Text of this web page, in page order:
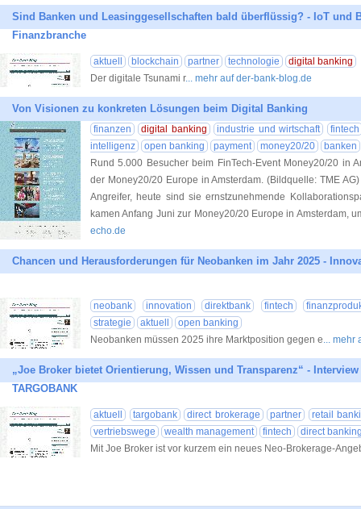
Sind Banken und Leasinggesellschaften bald überflüssig? - IoT und
Finanzbranche
aktuell blockchain partner technologie
digital banking
Der digitale Tsunami r... mehr auf der-bank-blog.de
Von Visionen zu konkreten Lösungen beim Digital Banking
finanzen digital banking industrie und wirtschaft
fintech
intelligenz
open banking payment money20/20
banken
Rund 5.000 Besucher beim FinTech-Event Money20/20 in
der Money20/20 Europe in Amsterdam. (Bildquelle: TME
Angreifer, heute sind sie ernstzunehmende
kamen Anfang Juni zur Money20/20 Europe in Amsterdam,
echo.de
Chancen und Herausforderungen für Neobanken im Jahr 2025 -
neobank innovation direktbank fintech
strategie
aktuell
open banking
Neobanken müssen 2025 ihre Marktposition gegen e... mehr
„Joe Broker bietet Orientierung, Wissen und Transparenz“ -
TARGOBANK
aktuell targobank direct brokerage partner
retail
vertriebswege
wealth management fintech
direct
Mit Joe Broker ist vor kurzem ein neues Neo-Brokerage-